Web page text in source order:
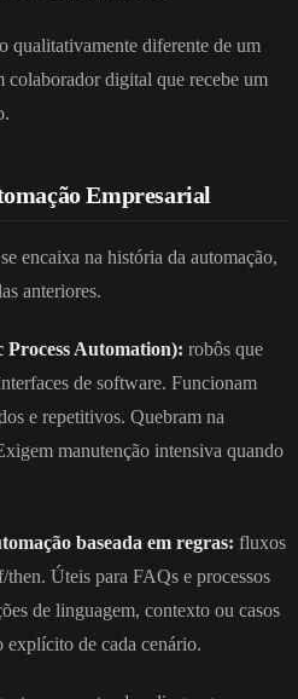
qualitativamente diferente de um
colaborador digital que recebe um
Empresarial
encaixa na história da automação,
anteriores.
Automation): robôs que
de software. Funcionam
e repetitivos. Quebram na
manutenção intensiva quando
baseada em regras: fluxos
Úteis para FAQs e processos
de linguagem, contexto ou casos
explícito de cada cenário.